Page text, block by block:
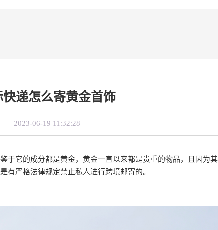
快递怎么寄黄金首饰
2023-06-19 11:32:28
于它的成分都是黄金，黄金一直以来都是贵重的物品，且因为
有严格法律规定禁止私人进行跨境邮寄的。